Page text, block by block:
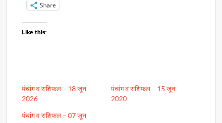
Share
Like this:
पंचांग व राशिफल – 18 जून
2026
पंचांग व राशिफल – 15 जून
2020
पंचांग व राशिफल – 07 जून